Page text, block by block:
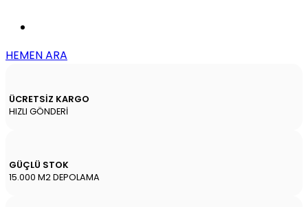
HEMEN ARA
ÜCRETSİZ KARGO
HIZLI GÖNDERİ
GÜÇLÜ STOK
15.000 M2 DEPOLAMA